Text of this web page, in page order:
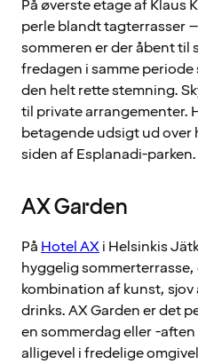
På øverste etage af Klaus
perle blandt tagterrasser –
sommeren er der åbent til
fredagen i samme
den helt rette stemning.
til private arrangementer.
betagende udsigt ud over
siden af Esplanadi-parken.
AX Garden
På Hotel AXi Helsinkis
hyggelig
kombination af kunst,
drinks. AX Garden er det
en sommerdag eller -
alligevel i fredelige